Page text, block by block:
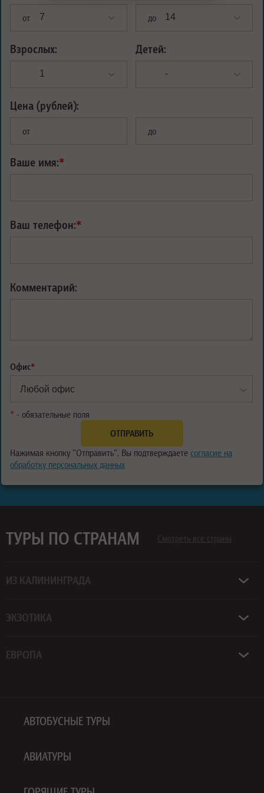
от до
Взрослых: Детей:
Цена (рублей):
от до
Ваше имя:*
Ваш телефон:*
Комментарий:
Офис*
* - обязательные поля
Нажимая кнопку "Отправить", Вы подтверждаете согласие на
обработку персональных данных
ТУРЫ ПО СТРАНАМ Смотреть все страны
ИЗ КАЛИНИНГРАДА
ЭКЗОТИКА
ЕВРОПА
АВТОБУСНЫЕ ТУРЫ
АВИАТУРЫ